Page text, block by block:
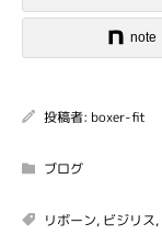
note
投稿者: boxer-fit
ブログ
リボーン, ビジリス,